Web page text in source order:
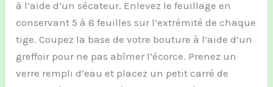
à l’aide d’un sécateur. Enlevez le feuillage en
conservant 5 à 8 feuilles sur l’extrémité de chaque
tige. Coupez la base de votre bouture à l’aide d’un
greffoir pour ne pas abîmer l’écorce. Prenez un
verre rempli d’eau et placez un petit carré de